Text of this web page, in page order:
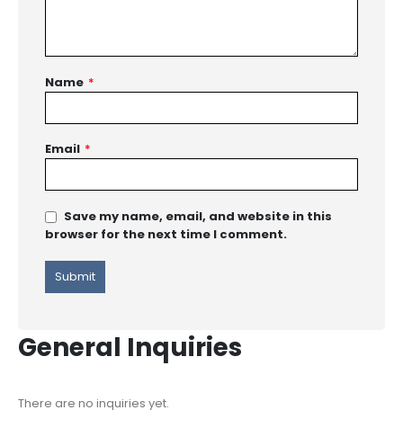
Name *
Email *
Save my name, email, and website in this
browser for the next time I comment.
General Inquiries
There are no inquiries yet.